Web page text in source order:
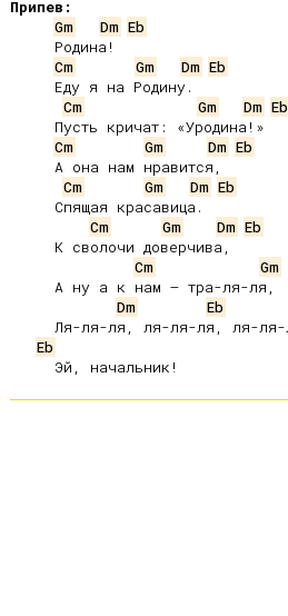
Припев:
Gm
Dm Eb
Cm
Gm Dm Eb
Cm
Gm Dm Eb
Cm
Gm Dm Eb
Cm
Gm Dm Eb
Cm
Gm Dm Eb
Cm
Gm
Dm
Eb
Eb